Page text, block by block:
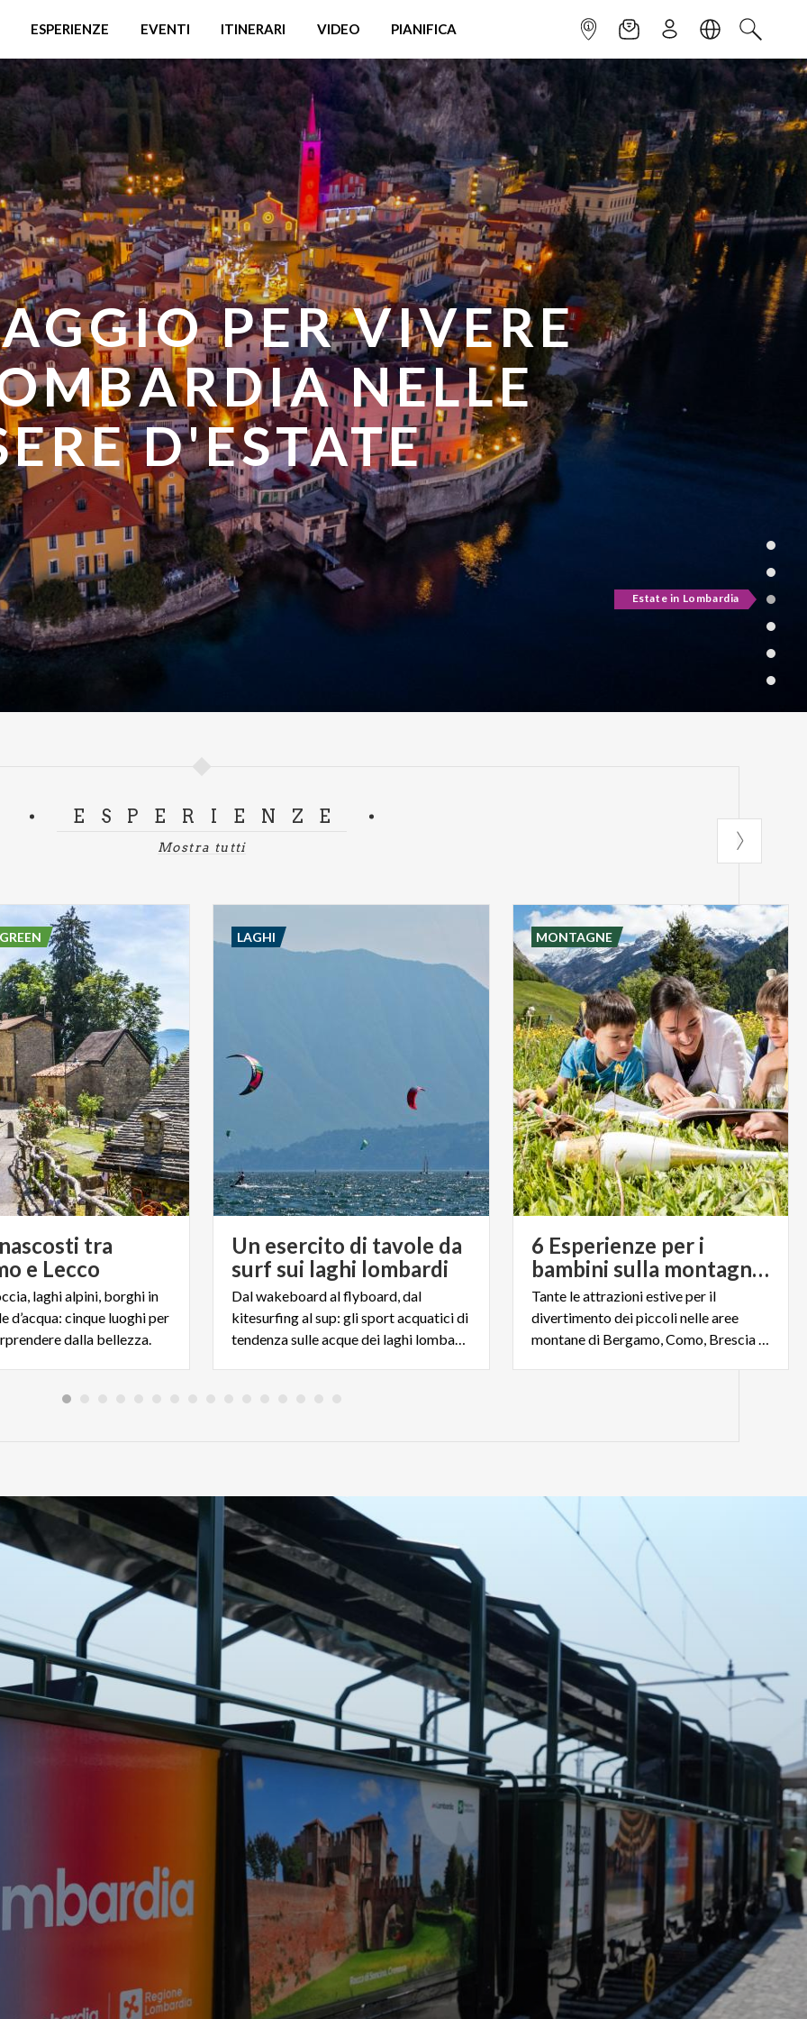
ESPERIENZE EVENTI ITINERARI VIDEO PIANIFICA INFOPOINTNEWSLETTER
ISCRIVITILINGUACERCA
PER VIVERE
NELLE
D'ESTATE
DI FRESCURA IN
DOVE
IN ESTATE
ESPERIENZE
Mostra tutti
tra
e Lecco
laghi alpini, borghi in
d’acqua: cinque luoghi per
dalla bellezza.
Un esercito di tavole da
surf sui laghi lombardi
Dal wakeboard al flyboard, dal
kitesurfing al sup: gli sport acquatici di
tendenza sulle acque dei laghi lombardi
LAGHI
6 Esperienze per i
bambini sulla montagna lombarda
Tante le attrazioni estive per il
divertimento dei piccoli nelle aree
montane di Bergamo, Como, Brescia e Valtellina
MONTAGNE